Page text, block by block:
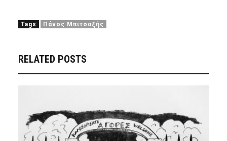
Tags Πάνος Μπιτσαξής
RELATED POSTS